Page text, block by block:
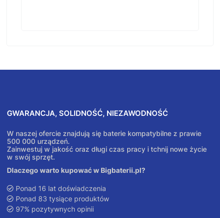
GWARANCJA, SOLIDNOŚĆ, NIEZAWODNOŚĆ
W naszej ofercie znajdują się baterie kompatybilne z prawie
500 000 urządzeń.
Zainwestuj w jakość oraz długi czas pracy i tchnij nowe życie
w swój sprzęt.
Dlaczego warto kupować w Bigbaterii.pl?
Ponad 16 lat doświadczenia
Ponad 83 tysiące produktów
97% pozytywnych opinii